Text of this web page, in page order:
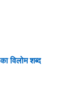
विलोम शब्द